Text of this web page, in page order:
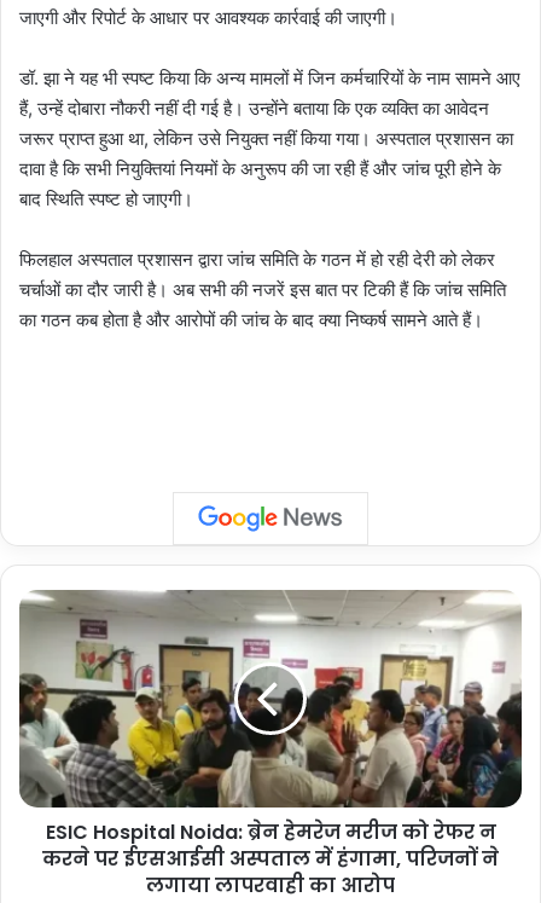
जाएगी और रिपोर्ट के आधार पर आवश्यक कार्रवाई की जाएगी।
डॉ. झा ने यह भी स्पष्ट किया कि अन्य मामलों में जिन कर्मचारियों के नाम सामने आए
हैं, उन्हें दोबारा नौकरी नहीं दी गई है। उन्होंने बताया कि एक व्यक्ति का आवेदन
जरूर प्राप्त हुआ था, लेकिन उसे नियुक्त नहीं किया गया। अस्पताल प्रशासन का
दावा है कि सभी नियुक्तियां नियमों के अनुरूप की जा रही हैं और जांच पूरी होने के
बाद स्थिति स्पष्ट हो जाएगी।
फिलहाल अस्पताल प्रशासन द्वारा जांच समिति के गठन में हो रही देरी को लेकर
चर्चाओं का दौर जारी है। अब सभी की नजरें इस बात पर टिकी हैं कि जांच समिति
का गठन कब होता है और आरोपों की जांच के बाद क्या निष्कर्ष सामने आते हैं।
ESIC
Hospital
ब्रेन
हेमरेज
मरीज
को
रेफर
न
ESIC Hospital Noida: ब्रेन हेमरेज मरीज को रेफर न
करने पर ईएसआईसी अस्पताल में हंगामा, परिजनों ने
लगाया लापरवाही का आरोप